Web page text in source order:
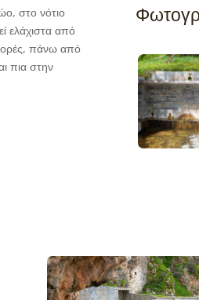
στο νότιο
ελάχιστα από
πάνω από
πια στην